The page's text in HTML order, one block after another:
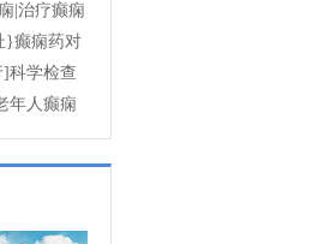
|治疗癫痫
}癫痫药对
科学检查
年人癫痫